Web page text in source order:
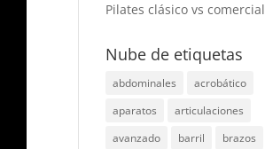
Pilates clásico vs comercial
Nube de etiquetas
abdominales
acrobático
aparatos
articulaciones
avanzado
barril
brazos